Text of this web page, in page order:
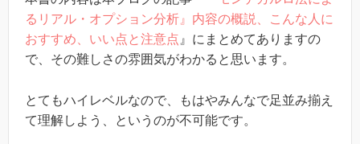
るリアル・オプション分析』内容の概説、こんな人に
おすすめ、いい点と注意点 』にまとめてありますの
で、その難しさの雰囲気がわかると思います。
とてもハイレベルなので、もはやみんなで足並み揃え
て理解しよう、というのが不可能です。